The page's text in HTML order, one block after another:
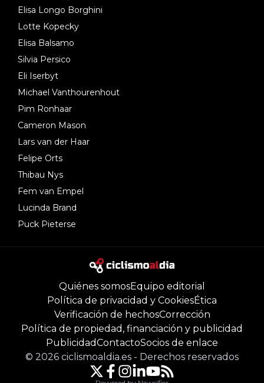
Elisa Longo Borghini
Lotte Kopecky
Elisa Balsamo
Silvia Persico
Eli Iserbyt
Michael Vanthourenhout
Pim Ronhaar
Cameron Mason
Lars van der Haar
Felipe Orts
Thibau Nys
Fem van Empel
Lucinda Brand
Puck Pieterse
Quiénes somosEquipo editorial
Política de privacidad y CookiesÉtica
Verificación de hechosCorrección
Política de propiedad, financiación y publicidad
PublicidadContactoSocios de enlace
© 2026 ciclismoaldia.es - Derechos reservados